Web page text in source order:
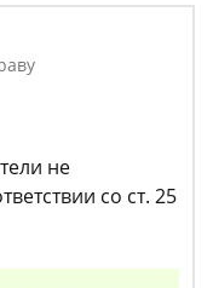
не
со ст. 25